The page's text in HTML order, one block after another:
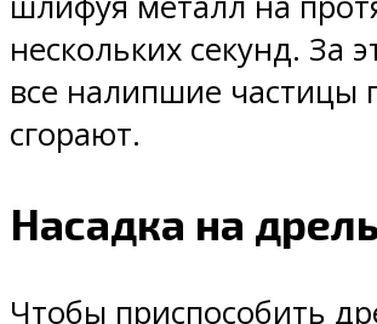
нескольких секунд. За
все налипшие частицы
сгорают.
Насадка на дрель
Чтобы приспособить